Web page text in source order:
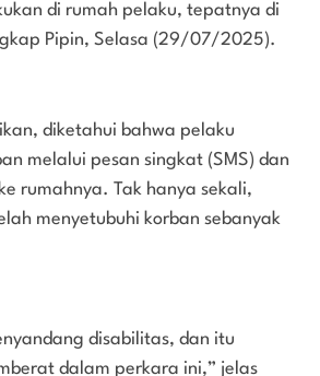
di rumah pelaku, tepatnya di
Pipin, Selasa (29/07/2025).
diketahui bahwa pelaku
melalui pesan singkat (SMS) dan
rumahnya. Tak hanya sekali,
menyetubuhi korban sebanyak
disabilitas, dan itu
dalam perkara ini,” jelas